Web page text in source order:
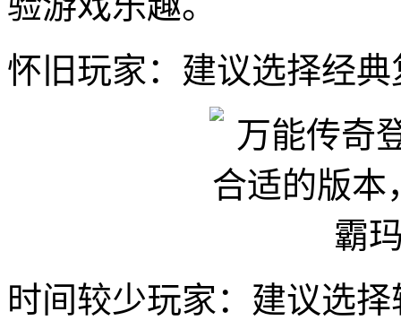
怀旧玩家：建议选择经
时间较少玩家：建议选